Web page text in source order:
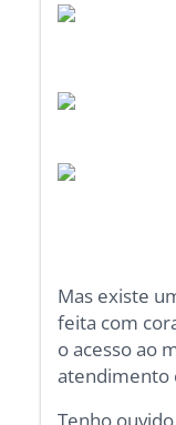
Mas existe
feita com
o acesso ao
atendimento
Tenho